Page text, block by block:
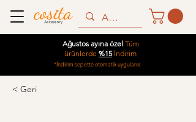
Ağustos ayına özel Tüm
ürünlerde %15İndirim
*İndirim sepette otomatik uygulanır.
< Geri